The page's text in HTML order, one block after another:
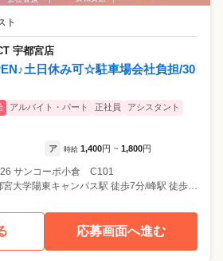
ト
宇都宮店
土日休み可☆駐車場会社負担/30
アルバイト・パート 正社員
アシスタント
ア 時給 1,400円 ~ 1,800円
サンコーポ小倉 C101
応募画面へ進む